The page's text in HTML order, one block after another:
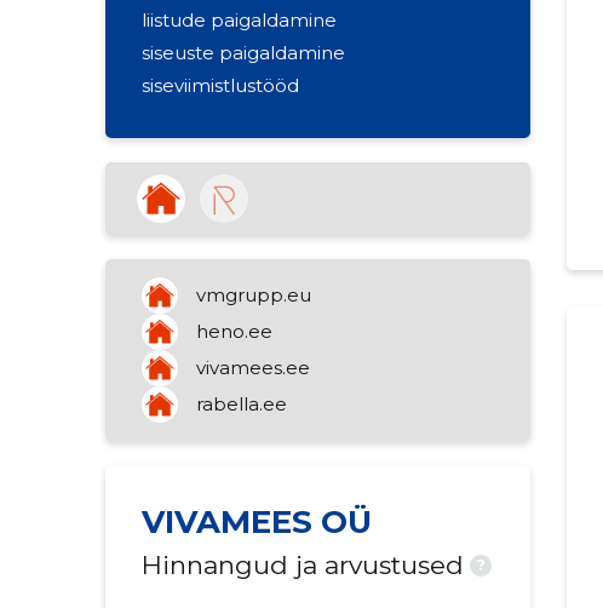
liistude paigaldamine
siseuste paigaldamine
siseviimistlustööd
vmgrupp.eu
heno.ee
vivamees.ee
rabella.ee
VIVAMEES OÜ
Hinnangud ja arvustused ?